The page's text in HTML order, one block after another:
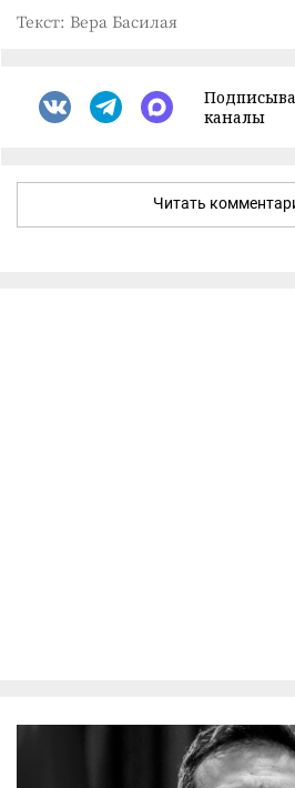
Текст: Вера Басилая
каналы
Читать